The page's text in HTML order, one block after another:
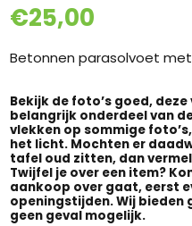
€25,00
Betonnen parasolvoet
Bekijk de foto’s goed,
belangrijk onderdeel van
vlekken op sommige
het licht. Mochten er
tafel oud zitten, dan
Twijfel je over een item?
aankoop over gaat, eerst
openingstijden. Wij bieden
geen geval mogelijk.